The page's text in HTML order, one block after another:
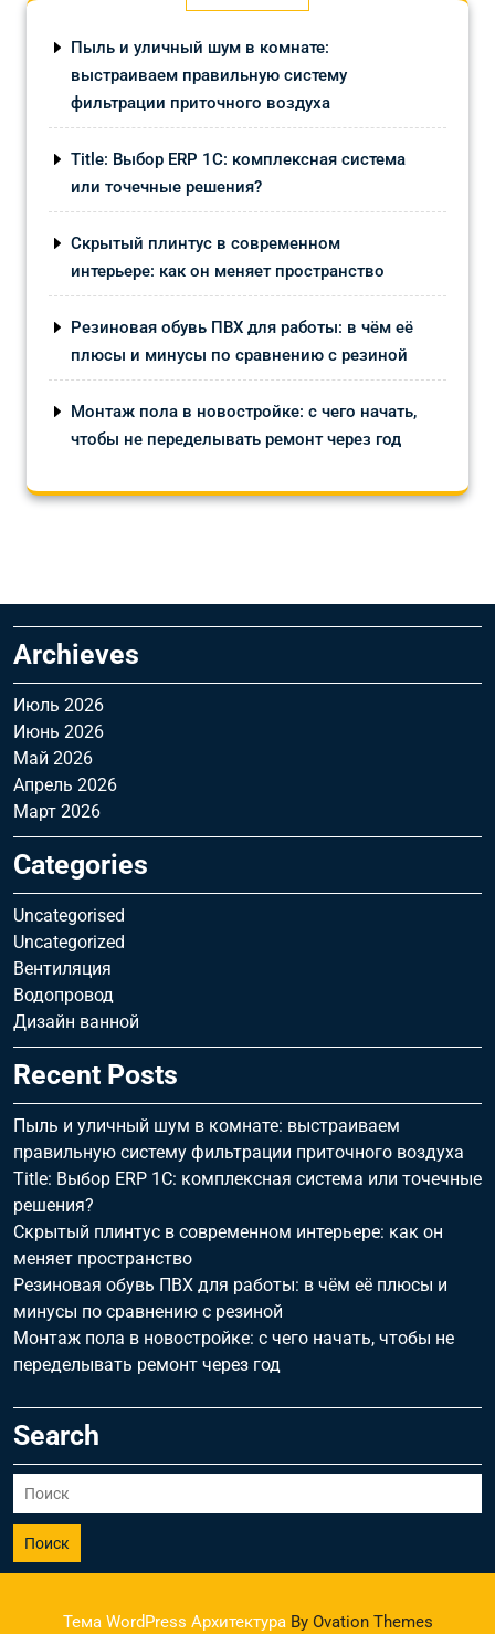
Пыль и уличный шум в комнате:
выстраиваем правильную систему
фильтрации приточного воздуха
Title: Выбор ERP 1С: комплексная система
или точечные решения?
Скрытый плинтус в современном
интерьере: как он меняет пространство
Резиновая обувь ПВХ для работы: в чём её
плюсы и минусы по сравнению с резиной
Монтаж пола в новостройке: с чего начать,
чтобы не переделывать ремонт через год
Archieves
Июль 2026
Июнь 2026
Май 2026
Апрель 2026
Март 2026
Categories
Uncategorised
Uncategorized
Вентиляция
Водопровод
Дизайн ванной
Recent Posts
Пыль и уличный шум в комнате: выстраиваем
правильную систему фильтрации приточного воздуха
Title: Выбор ERP 1С: комплексная система или точечные
решения?
Скрытый плинтус в современном интерьере: как он
меняет пространство
Резиновая обувь ПВХ для работы: в чём её плюсы и
минусы по сравнению с резиной
Монтаж пола в новостройке: с чего начать, чтобы не
переделывать ремонт через год
Search
Поиск
Тема WordPress АрхитектураBy Ovation Themes